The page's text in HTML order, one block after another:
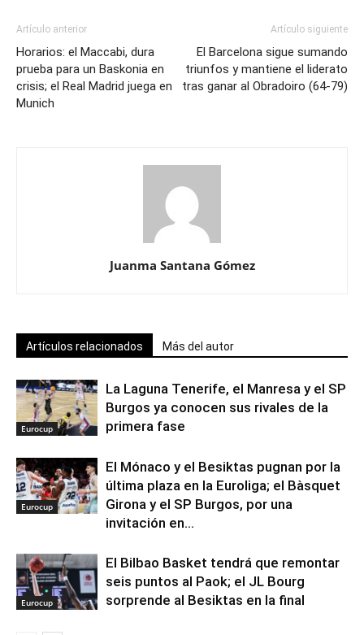
Artículo anterior
Horarios: el Maccabi, dura
prueba para un Baskonia en
crisis; el Real Madrid juega en
Munich
Artículo siguiente
El Barcelona sigue sumando
triunfos y mantiene el liderato
tras ganar al Obradoiro (64-79)
Juanma Santana Gómez
Artículos relacionados Más del autor
Eurocup
La Laguna Tenerife, el Manresa y el SP
Burgos ya conocen sus rivales de la
primera fase
Eurocup
El Mónaco y el Besiktas pugnan por la
última plaza en la Euroliga; el Bàsquet
Girona y el SP Burgos, por una
invitación en...
Eurocup
El Bilbao Basket tendrá que remontar
seis puntos al Paok; el JL Bourg
sorprende al Besiktas en la final